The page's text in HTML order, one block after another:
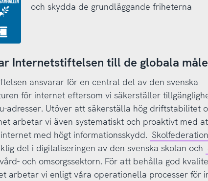
och skydda de grundläggande friheterna
Internetstiftelsen till de globala
ansvarar för en central del av den svenska
för internet eftersom vi säkerställer
adresser. Utöver att säkerställa hög driftstabilitet
arbetar vi även systematiskt och proaktivt med
med högt informationsskydd. Skolfederation
del i digitaliseringen av den svenska skolan och
och omsorgssektorn. För att behålla god
arbetar vi enligt våra operationella processer för